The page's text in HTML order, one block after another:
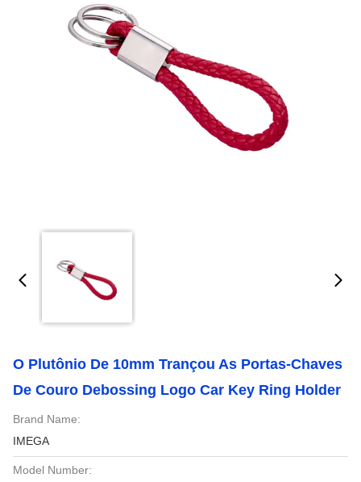
O Plutônio De 10mm Trançou As Portas-Chaves
De Couro Debossing Logo Car Key Ring Holder
Brand Name:
IMEGA
Model Number: